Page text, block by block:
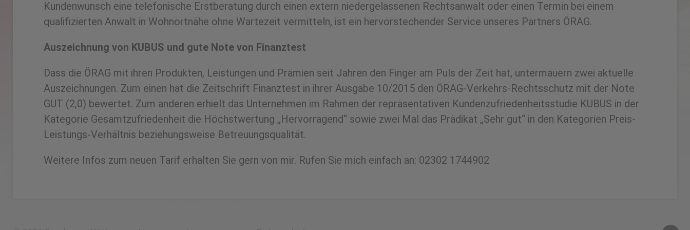
Kundenwunsch eine telefonische Erstberatung durch einen extern niedergelassenen Rechtsanwalt oder einen Termin bei einem
qualifizierten Anwalt in Wohnortnähe ohne Wartezeit vermitteln, ist ein hervorstechender Service unseres Partners ÖRAG.
Auszeichnung von KUBUS und gute Note von Finanztest
Dass die ÖRAG mit ihren Produkten, Leistungen und Prämien seit Jahren den Finger am Puls der Zeit hat, untermauern zwei aktuelle
Auszeichnungen. Zum einen hat die Zeitschrift Finanztest in ihrer Ausgabe 10/2015 den ÖRAG-Verkehrs-Rechtsschutz mit der Note
GUT (2,0) bewertet. Zum anderen erhielt das Unternehmen im Rahmen der repräsentativen Kundenzufriedenheitsstudie KUBUS in der
Kategorie Gesamtzufriedenheit die Höchstwertung „Hervorragend“ sowie zwei Mal das Prädikat „Sehr gut“ in den Kategorien Preis-
Leistungs-Verhältnis beziehungsweise Betreuungsqualität.
Weitere Infos zum neuen Tarif erhalten Sie gern von mir. Rufen Sie mich einfach an: 02302 1744902